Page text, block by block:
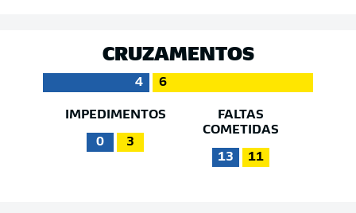
CRUZAMENTOS
4 6
IMPEDIMENTOS
0 3
FALTAS
COMETIDAS
13 11